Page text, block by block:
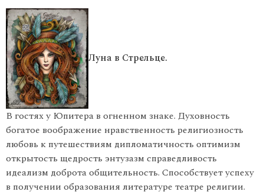
Луна в Стрельце.
В гостях у Юпитера в огненном знаке. Духовность
богатое воображение нравственность религиозность
любовь к путешествиям дипломатичность оптимизм
открытость щедрость энтузазм справедливость
идеализм доброта общительность. Способствует успеху
в получении образования литературе театре религии.